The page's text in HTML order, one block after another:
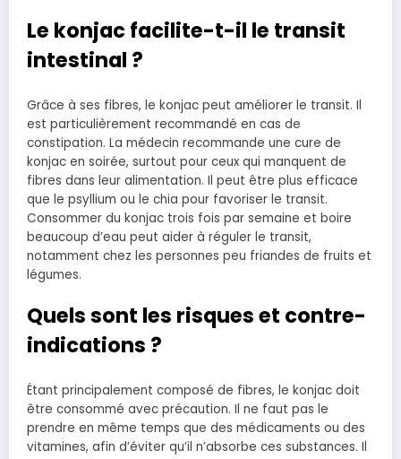
Le konjac facilite-t-il le transit
intestinal ?
Grâce à ses fibres, le konjac peut améliorer le transit. Il
est particulièrement recommandé en cas de
constipation. La médecin recommande une cure de
konjac en soirée, surtout pour ceux qui manquent de
fibres dans leur alimentation. Il peut être plus efficace
que le psyllium ou le chia pour favoriser le transit.
Consommer du konjac trois fois par semaine et boire
beaucoup d’eau peut aider à réguler le transit,
notamment chez les personnes peu friandes de fruits et
légumes.
Quels sont les risques et contre-
indications ?
Étant principalement composé de fibres, le konjac doit
être consommé avec précaution. Il ne faut pas le
prendre en même temps que des médicaments ou des
vitamines, afin d’éviter qu’il n’absorbe ces substances. Il